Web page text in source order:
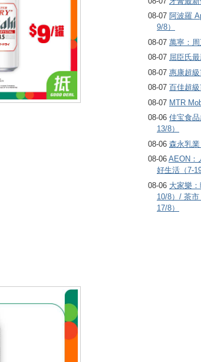
08-07 阿波羅
9/8）
08-07 萬寧：周
08-07 屈臣氏最
08-07 惠康超級
08-07 百佳超級
08-07 MTR
08-06 佳宝食
13/8）
08-06 森永乳
08-06 AEON：
好生活（7-
08-06 大家樂
10/8）/ 茶
17/8）